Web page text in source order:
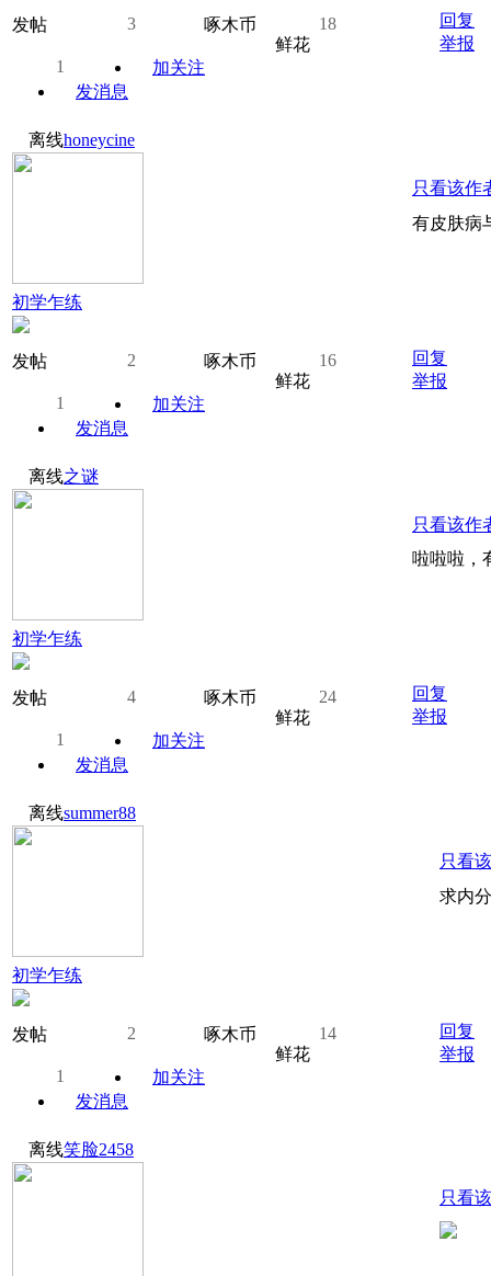
发帖 3 啄木币
18
鲜花
1
加关注
发消息
回复
举报
离线honeycine
初学乍练
发帖 2 啄木币
16
鲜花
1
加关注
发消息
只看该作
有皮肤病
回复
举报
离线之谜
初学乍练
发帖 4 啄木币
24
鲜花
1
加关注
发消息
只看该作
啦啦啦，
回复
举报
离线summer88
初学乍练
发帖 2 啄木币
14
鲜花
1
加关注
发消息
只看
求内
回复
举报
离线笑脸2458
只看